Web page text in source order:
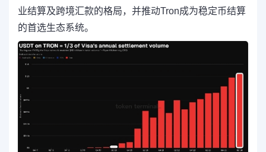
业结算及跨境汇款的格局，并推动Tron成为稳定币结算
的首选生态系统。